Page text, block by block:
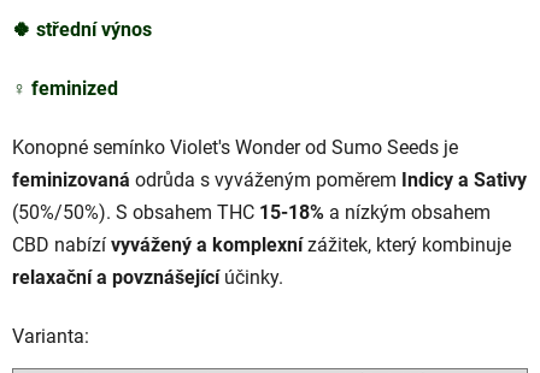
🍀 střední výnos
♀️ feminized
Konopné semínko Violet's Wonder od Sumo Seeds je
feminizovaná odrůda s vyváženým poměrem Indicy a Sativy
(50%/50%). S obsahem THC 15-18% a nízkým obsahem
CBD nabízí vyvážený a komplexnízážitek, který kombinuje
relaxační a povznášejícíúčinky.
Varianta: